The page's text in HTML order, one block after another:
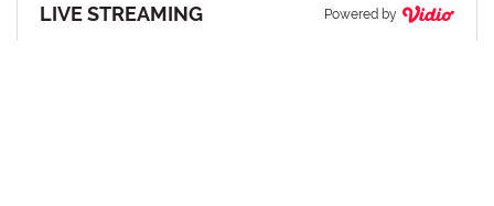
LIVE STREAMING Powered by